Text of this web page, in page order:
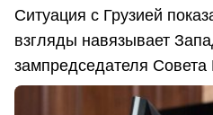
Ситуация с Грузией
взгляды навязывает
зампредседателя